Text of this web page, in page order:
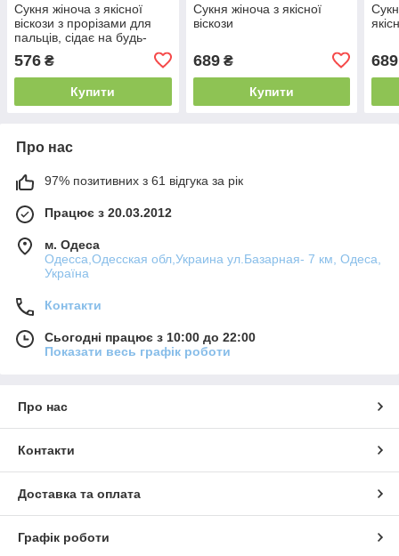
Сукня жіноча з якісної
віскози з прорізами для
пальців, сідає на будь-
рахунок еластичності
матеріалу
576 ₴
Купити
Сукня жіноча з якісної
віскози
689₴
Купити
689
Про нас
97% позитивних з 61 відгука за рік
Працює з 20.03.2012
м. Одеса
Одесса,Одесская обл,Украина ул.Базарная- 7 км, Одеса,
Україна
Контакти
Сьогодні працює з 10:00 до 22:00
Показати весь графік роботи
Про нас
Контакти
Доставка та оплата
Графік роботи